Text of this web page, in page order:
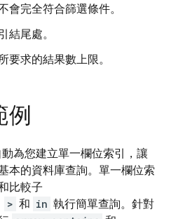
會完全符合篩選條件。
結尾處。
要求的結果數上限。
為您建立單一欄位索引，讓
本的資料庫查詢。單一欄位索
比較子
> 和 in 執行簡單查詢。針對